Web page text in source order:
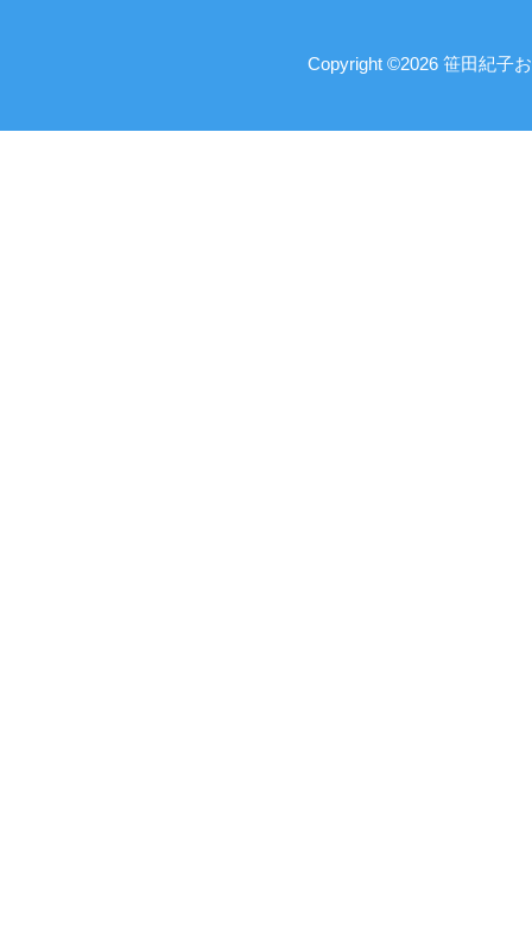
Copyright ©2026 笹田紀子